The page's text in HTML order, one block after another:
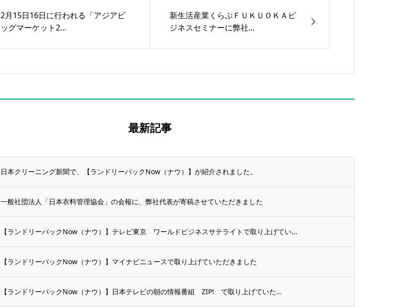
2月15日16日に行われる「アジアビ
ッグマーケット2...
新生活産業くらぶＦＵＫＵＯＫＡビ
ジネスセミナーに弊社...
最新記事
日本クリーニング新聞で、【ランドリーパックNow（ナウ）】が紹介されました。
一般社団法人「日本衣料管理協会」の会報に、弊社代表が寄稿させていただきました
【ランドリーパックNow（ナウ）】テレビ東京 ワールドビジネスサテライトで取り上げてい...
【ランドリーパックNow（ナウ）】マイナビニュースで取り上げていただきました
【ランドリーパックNow（ナウ）】日本テレビの朝の情報番組 ZIP! で取り上げていた...